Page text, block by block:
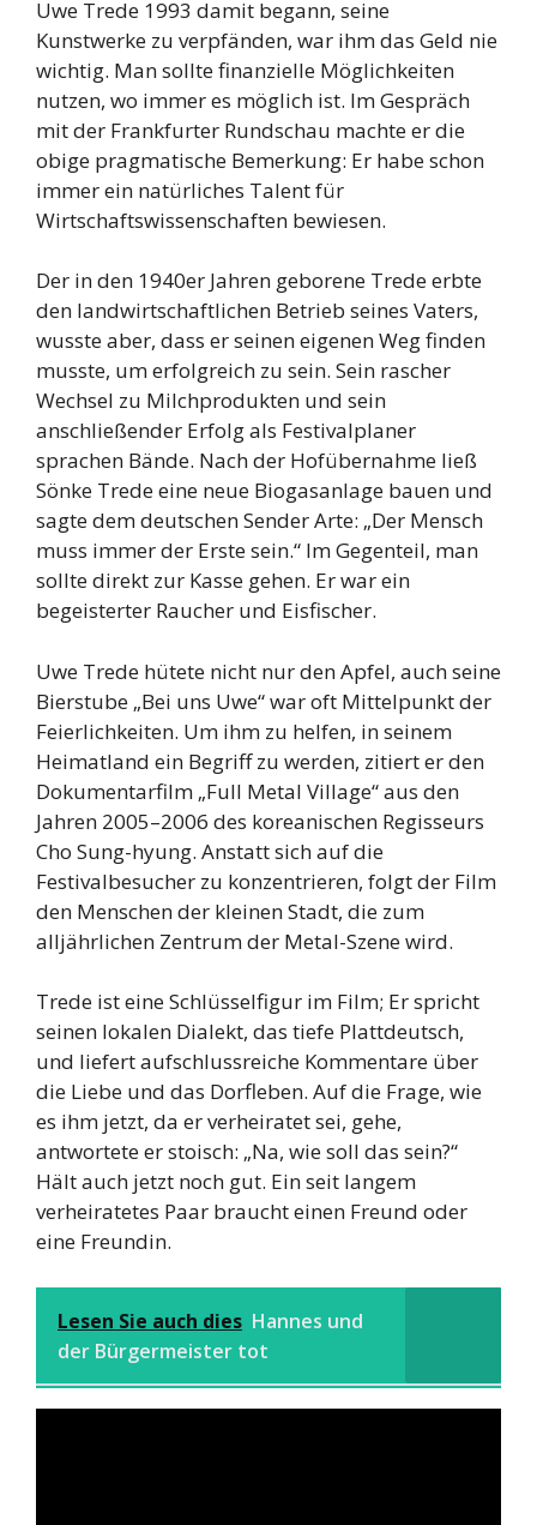
Uwe Trede 1993 damit begann, seine
Kunstwerke zu verpfänden, war ihm das Geld nie
wichtig. Man sollte finanzielle Möglichkeiten
nutzen, wo immer es möglich ist. Im Gespräch
mit der Frankfurter Rundschau machte er die
obige pragmatische Bemerkung: Er habe schon
immer ein natürliches Talent für
Wirtschaftswissenschaften bewiesen.
Der in den 1940er Jahren geborene Trede erbte
den landwirtschaftlichen Betrieb seines Vaters,
wusste aber, dass er seinen eigenen Weg finden
musste, um erfolgreich zu sein. Sein rascher
Wechsel zu Milchprodukten und sein
anschließender Erfolg als Festivalplaner
sprachen Bände. Nach der Hofübernahme ließ
Sönke Trede eine neue Biogasanlage bauen und
sagte dem deutschen Sender Arte: „Der Mensch
muss immer der Erste sein.“ Im Gegenteil, man
sollte direkt zur Kasse gehen. Er war ein
begeisterter Raucher und Eisfischer.
Uwe Trede hütete nicht nur den Apfel, auch seine
Bierstube „Bei uns Uwe“ war oft Mittelpunkt der
Feierlichkeiten. Um ihm zu helfen, in seinem
Heimatland ein Begriff zu werden, zitiert er den
Dokumentarfilm „Full Metal Village“ aus den
Jahren 2005–2006 des koreanischen Regisseurs
Cho Sung-hyung. Anstatt sich auf die
Festivalbesucher zu konzentrieren, folgt der Film
den Menschen der kleinen Stadt, die zum
alljährlichen Zentrum der Metal-Szene wird.
Trede ist eine Schlüsselfigur im Film; Er spricht
seinen lokalen Dialekt, das tiefe Plattdeutsch,
und liefert aufschlussreiche Kommentare über
die Liebe und das Dorfleben. Auf die Frage, wie
es ihm jetzt, da er verheiratet sei, gehe,
antwortete er stoisch: „Na, wie soll das sein?“
Hält auch jetzt noch gut. Ein seit langem
verheiratetes Paar braucht einen Freund oder
eine Freundin.
Lesen Sie auch dies Hannes und
der Bürgermeister tot